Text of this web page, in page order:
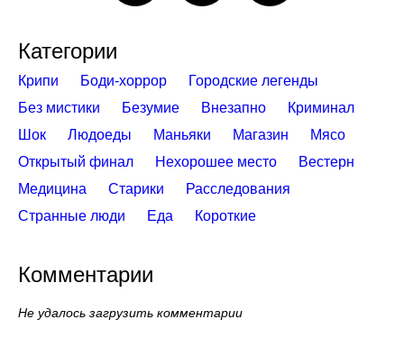
Категории
Крипи Боди-хоррор
Городские легенды
Без мистики
Безумие Внезапно
Криминал
Шок
Людоеды Маньяки Магазин
Мясо
Открытый финал
Нехорошее место
Вестерн
Медицина
Старики
Расследования
Странные люди
Еда Короткие
Комментарии
Не удалось загрузить комментарии